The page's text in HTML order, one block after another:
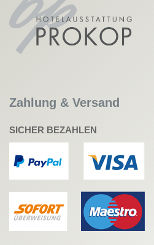
Zahlung & Versand
SICHER BEZAHLEN